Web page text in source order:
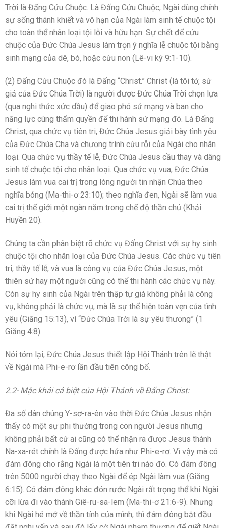
Trời là Đấng Cứu Chuộc. Là Đấng Cứu Chuộc, Ngài dùng chính
sự sống thánh khiết và vô hạn của Ngài làm sinh tế chuộc tội
cho toàn thể nhân loại tội lỗi và hữu hạn. Sự chết để cứu
chuộc của Đức Chúa Jesus làm trọn ý nghĩa lễ chuộc tội bằng
sinh mạng của dê, bò, hoặc cừu non (Lê-vi ký 9:1-10).
(2) Đấng Cứu Chuộc đó là Đấng “Christ.” Christ (là tôi tớ, sứ
giả của Đức Chúa Trời) là người được Đức Chúa Trời chọn lựa
(qua nghi thức xức dầu) để giao phó sứ mạng và ban cho
năng lực cùng thẩm quyền để thi hành sứ mạng đó. Là Đấng
Christ, qua chức vụ tiên tri, Đức Chúa Jesus giải bày tình yêu
của Đức Chúa Cha và chương trình cứu rỗi của Ngài cho nhân
loại. Qua chức vụ thầy tế lễ, Đức Chúa Jesus cầu thay và dâng
sinh tế chuộc tội cho nhân loại. Qua chức vụ vua, Đức Chúa
Jesus làm vua cai trị trong lòng người tin nhận Chúa theo
nghĩa bóng (Ma-thi-ơ 23:10); theo nghĩa đen, Ngài sẽ làm vua
cai trị thế giới một ngàn năm trong chế độ thần chủ (Khải
Huyền 20).
Chúng ta cần phân biệt rõ chức vụ Đấng Christ với sự hy sinh
chuộc tội cho nhân loại của Đức Chúa Jesus. Các chức vụ tiên
tri, thầy tế lễ, và vua là công vụ của Đức Chúa Jesus, một
thiên sứ hay một người cũng có thể thi hành các chức vụ này.
Còn sự hy sinh của Ngài trên thập tự giá không phải là công
vụ, không phải là chức vụ, mà là sự thể hiện toàn vẹn của tình
yêu (Giăng 15:13), vì “Đức Chúa Trời là sự yêu thương” (1
Giăng 4:8).
Nói tóm lại, Đức Chúa Jesus thiết lập Hội Thánh trên lẽ thật
về Ngài mà Phi-e-rơ lần đầu tiên công bố.
2.2- Mặc khải cá biệt của Hội Thánh về Đấng Christ:
Đa số dân chúng Y-sơ-ra-ên vào thời Đức Chúa Jesus nhận
thấy có một sự phi thường trong con người Jesus nhưng
không phải bất cứ ai cũng có thể nhận ra được Jesus thành
Na-xa-rét chính là Đấng được hứa như Phi-e-rơ. Vì vậy mà có
đám đông cho rằng Ngài là một tiên tri nào đó. Có đám đông
trên 5000 người chạy theo Ngài để ép Ngài làm vua (Giăng
6:15). Có đám đông khác đón rước Ngài rất trọng thể khi Ngài
cỡi lừa đi vào thành Giê-ru-sa-lem (Ma-thi-ơ 21:6-9). Nhưng
khi Ngài hé mở về thần tính của mình, thì đám đông bắt đầu